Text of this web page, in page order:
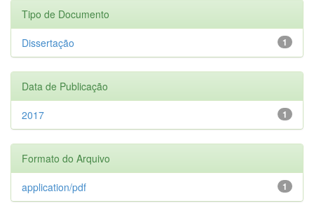
Tipo de Documento
1
Dissertação
Data de Publicação
1
2017
Formato do Arquivo
1
application/pdf